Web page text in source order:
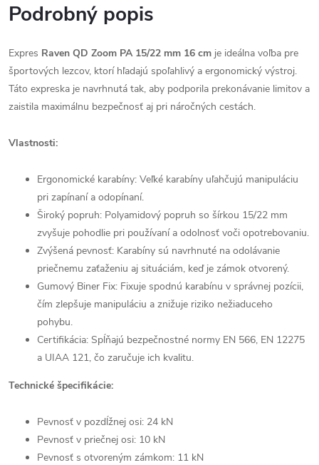
Podrobný popis
Expres Raven QD Zoom PA 15/22 mm 16 cm je ideálna voľba pre
športových lezcov, ktorí hľadajú spoľahlivý a ergonomický výstroj.
Táto expreska je navrhnutá tak, aby podporila prekonávanie limitov a
zaistila maximálnu bezpečnosť aj pri náročných cestách.
Vlastnosti:
Ergonomické karabíny: Veľké karabíny uľahčujú manipuláciu
pri zapínaní a odopínaní.
Široký popruh: Polyamidový popruh so šírkou 15/22 mm
zvyšuje pohodlie pri používaní a odolnosť voči opotrebovaniu.
Zvýšená pevnosť: Karabíny sú navrhnuté na odolávanie
priečnemu zaťaženiu aj situáciám, keď je zámok otvorený.
Gumový Biner Fix: Fixuje spodnú karabínu v správnej pozícii,
čím zlepšuje manipuláciu a znižuje riziko nežiaduceho
pohybu.
Certifikácia: Spĺňajú bezpečnostné normy EN 566, EN 12275
a UIAA 121, čo zaručuje ich kvalitu.
Technické špecifikácie:
Pevnosť v pozdĺžnej osi: 24 kN
Pevnosť v priečnej osi: 10 kN
Pevnosť s otvoreným zámkom: 11 kN